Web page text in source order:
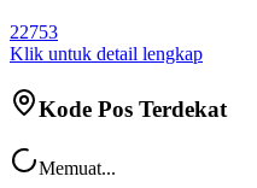
22753
Klik untuk detail lengkap
Kode Pos Terdekat
Memuat...